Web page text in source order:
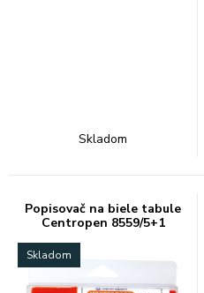
Skladom
Popisovač na biele tabule
Centropen 8559/5+1
Skladom